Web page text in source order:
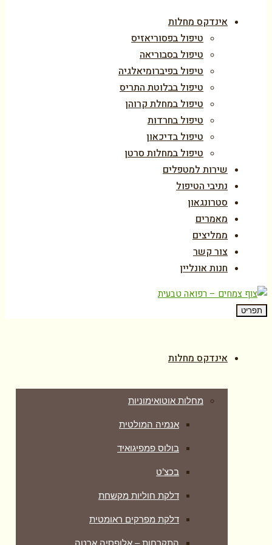
אינדקס מחלות
טיפול בפסוריאזיס
טיפול בסבוריאה
טיפול בפיברומיאלגיה
טיפול בבלוטת התריס
טיפול במחלת קרוהן
טיפול בחרדות
טיפול בדיכאון
טיפול במחלות סרטן
שירות למטפלים
נתיבי הטיפול
סטרונגאון
מאמרים
ממליצים
צור קשר
חנות אונליין
תפריט
אינדקס מחלות
מחלות אוטואימוניות
אנמיה המולטית
בולוס פמפיגואיד
בכצ’ט
דלקת חוליות מקשחת
דלקת מפרקים ראומטית
התקרחות – אלופסיה ארטה